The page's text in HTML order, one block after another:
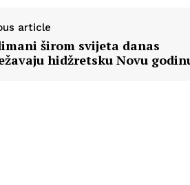
article
širom svijeta danas
hidžretsku Novu